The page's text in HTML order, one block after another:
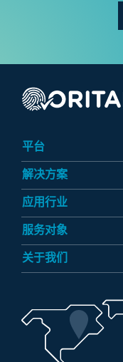
平台
解决方案
应用行业​
服务对象​
关于我们​